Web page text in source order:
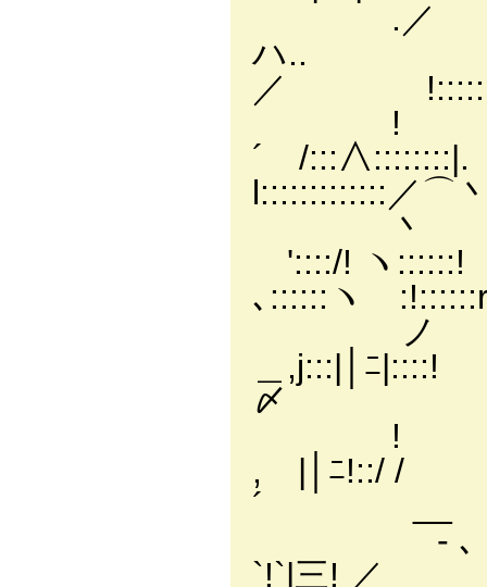
.／ | }
ハ.. _ z
／ !::::::､
! ﾄ! ヽ
´ /
l:::::::::::::／⌒
丶 ヾヽ
'::::/!
､::::::ヽゝ
ノゝ ヽヽ
＿,j:::|│ﾆ|::::!
〆 ヽ
! ` ､_ノ
,ゞ|│
´ __
ゝ- ､ ノ 三
`!`|